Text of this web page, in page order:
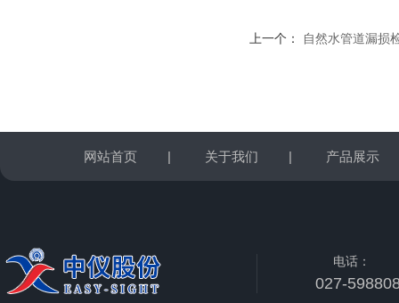
上一个： 自然水管道漏损
网站首页 | 关于我们 | 产品展示
电话：
027-